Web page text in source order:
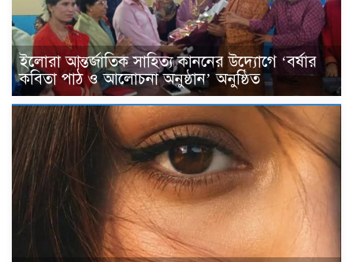
ইলোরা আন্তর্জাতিক সাহিত্য কাননের উদ্যোগে ‘বর্ষার
কবিতা পাঠ ও আলোচনা অনুষ্ঠান’ অনুষ্ঠিত